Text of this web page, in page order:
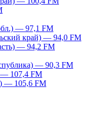
— 97,1 FM
край) — 94,0 FM
— 94,2 FM
— 90,3 FM
— 107,4 FM
— 105,6 FM